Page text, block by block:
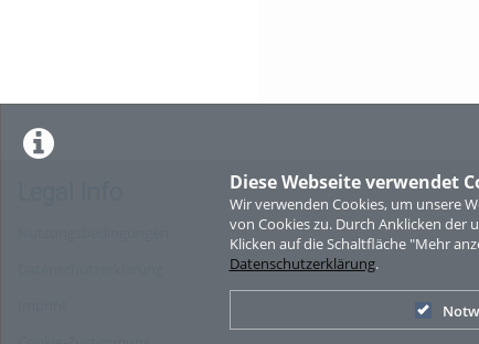
Diese Webseite verwendet
Wir verwenden Cookies, um unsere
von Cookies zu. Durch Anklicken der
Klicken auf die Schaltfläche "Mehr
Datenschutzerklärung.